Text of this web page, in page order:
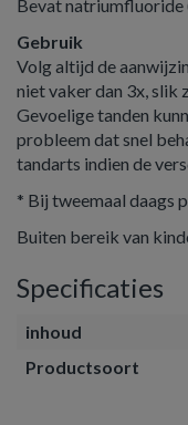
Bevat natriumfluoride
Gebruik
Volg altijd de
niet vaker dan 3x, slik
Gevoelige tanden
probleem dat snel
tandarts indien de
* Bij tweemaal daags
Buiten bereik van
Specificaties
inhoud
Productsoort